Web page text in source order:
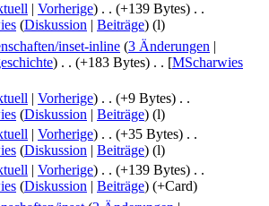
| Vorherige) . . (+139 Bytes) . .
(Diskussion | Beiträge) (l)
inset-inline ‎‎ (3 Änderungen |
) . . (+183 Bytes) . . [MScharwies
| Vorherige) . . (+9 Bytes) . .
(Diskussion | Beiträge) (l)
| Vorherige) . . (+35 Bytes) . .
(Diskussion | Beiträge) (l)
| Vorherige) . . (+139 Bytes) . .
(Diskussion | Beiträge) (+Card)